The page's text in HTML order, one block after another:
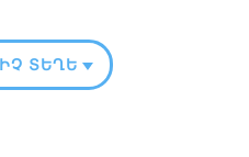
ՏԵՂԵԿՈՒԹՅՈՒՆ